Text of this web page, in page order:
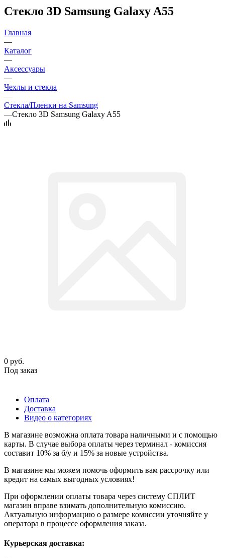
Стекло 3D Samsung Galaxy A55
Главная
—
Каталог
—
Аксессуары
—
Чехлы и стекла
—
Стекла/Пленки на Samsung
—Стекло 3D Samsung Galaxy A55
0 руб.
Под заказ
Оплата
Доставка
Видео о категориях
В магазине возможна оплата товара наличными и с помощью
карты. В случае выбора оплаты через терминал - комиссия
составит 10% за б/у и 15% за новые устройства.
В магазине мы можем помочь оформить вам рассрочку или
кредит на самых выгодных условиях!
При оформлении оплаты товара через систему СПЛИТ
магазин вправе взимать дополнительную комиссию.
Актуальную информацию о размере комиссии уточняйте у
оператора в процессе оформления заказа.
Курьерская доставка: